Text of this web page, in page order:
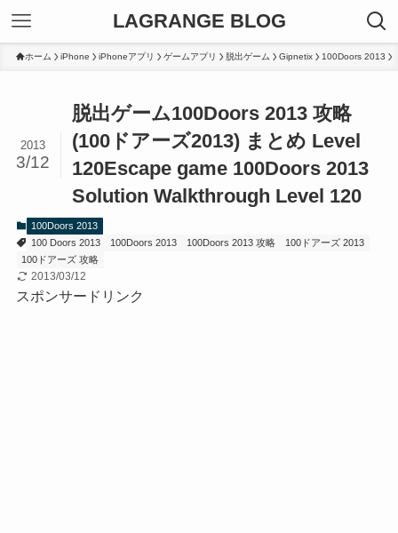
LAGRANGE BLOG
ホーム iPhone iPhoneアプリ ゲームアプリ 脱出ゲーム Gipnetix 100Doors 2013
脱出ゲーム100Doors 2013 攻略
(100ドアーズ2013) まとめ Level
120Escape game 100Doors 2013
Solution Walkthrough Level 120
2013
3/12
100Doors 2013
100 Doors 2013
100Doors 2013 100Doors 2013 攻略
100ドアーズ 2013
100ドアーズ 攻略
2013/03/12
スポンサードリンク